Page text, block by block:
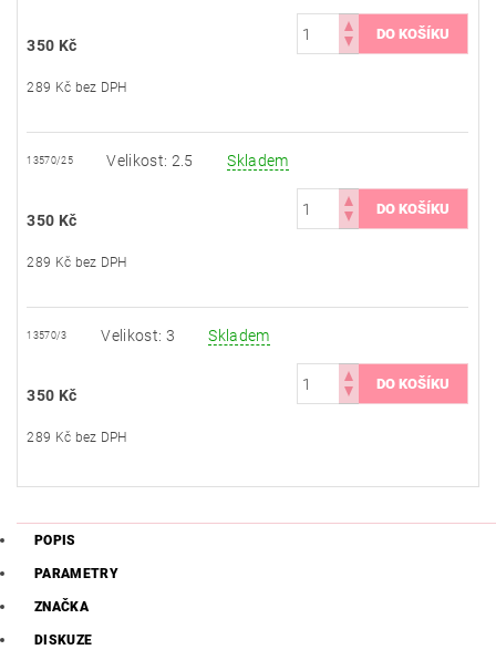
350 Kč
289 Kč bez DPH
13570/25 Velikost: 2.5 Skladem
350 Kč
289 Kč bez DPH
13570/3 Velikost: 3 Skladem
350 Kč
289 Kč bez DPH
POPIS
PARAMETRY
ZNAČKA
DISKUZE